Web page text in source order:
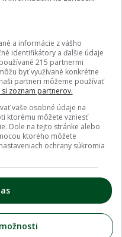
a informácie z vášho
identifikátory a ďalšie údaje
215 partnermi
byť využívané konkrétne
partneri môžeme používať
si zoznam partnerov.
vaše osobné údaje na
ktorému môžete vzniesť
Dole na tejto stránke alebo
ktorého môžete
ochrany súkromia